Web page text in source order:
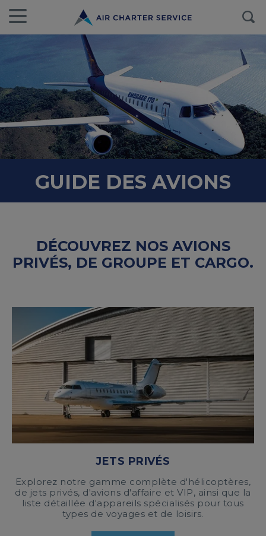
GUIDE DES AVIONS
DÉCOUVREZ NOS AVIONS
PRIVÉS, DE GROUPE ET CARGO.
JETS PRIVÉS
Explorez notre gamme complète d'hélicoptères,
de jets privés, d'avions d'affaire et VIP, ainsi que la
liste détaillée d'appareils spécialisés pour tous
types de voyages et de loisirs.